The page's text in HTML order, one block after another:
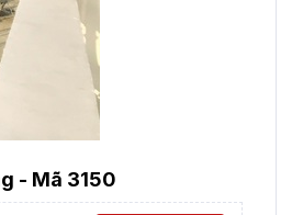
- Mã 3150